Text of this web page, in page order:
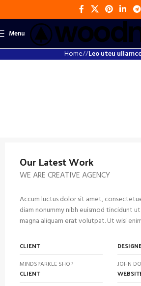
Menu
Home Leo uteu
Our Latest Work
WE ARE CREATIVE AGENCY
Accum luctus dolor sit amet,
diam nonummy nibh euismod tincidunt
magna aliquam erat volutpat. Ut wisi
CLIENT
MINDSPARKLE SHOP JOHN
CLIENT